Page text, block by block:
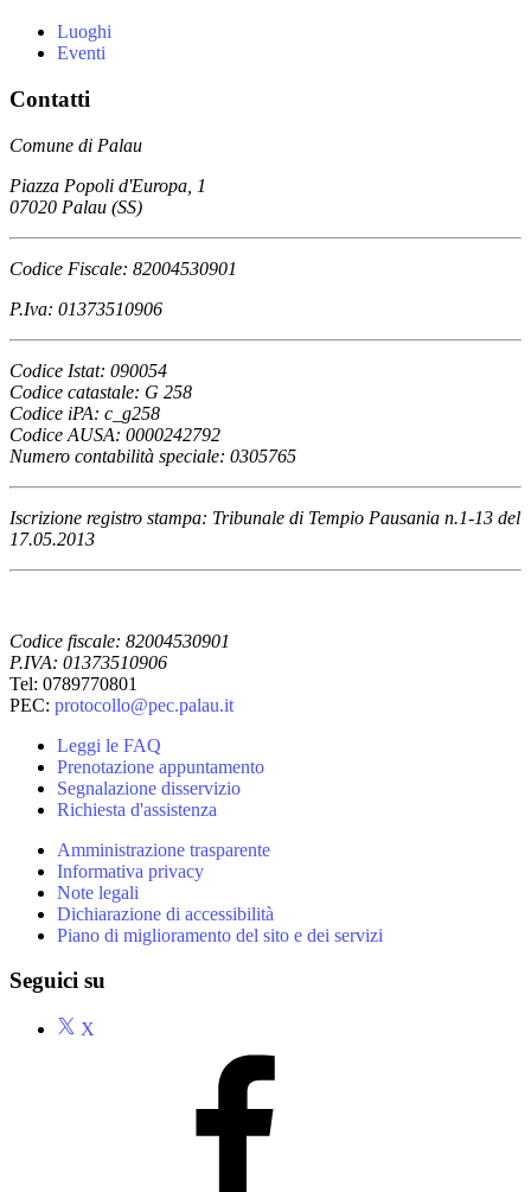
Luoghi
Eventi
Contatti
Comune di Palau
Piazza Popoli d'Europa, 1
07020 Palau (SS)
Codice Fiscale: 82004530901
P.Iva: 01373510906
Codice Istat: 090054
Codice catastale: G 258
Codice iPA: c_g258
Codice AUSA: 0000242792
Numero contabilità speciale: 0305765
Iscrizione registro stampa: Tribunale di Tempio Pausania n.1-13 del
17.05.2013
Codice fiscale: 82004530901
P.IVA: 01373510906
Tel: 0789770801
PEC: protocollo@pec.palau.it
Leggi le FAQ
Prenotazione appuntamento
Segnalazione disservizio
Richiesta d'assistenza
Amministrazione trasparente
Informativa privacy
Note legali
Dichiarazione di accessibilità
Piano di miglioramento del sito e dei servizi
Seguici su
X